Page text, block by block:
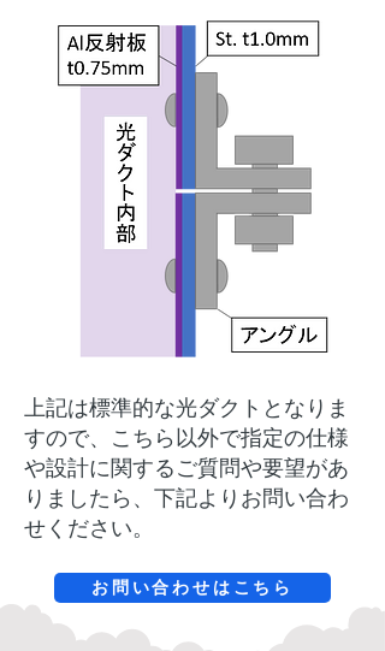
上記は標準的な光ダクトとなりま
すので、こちら以外で指定の仕様
や設計に関するご質問や要望があ
りましたら、下記よりお問い合わ
せください。
お問い合わせはこちら